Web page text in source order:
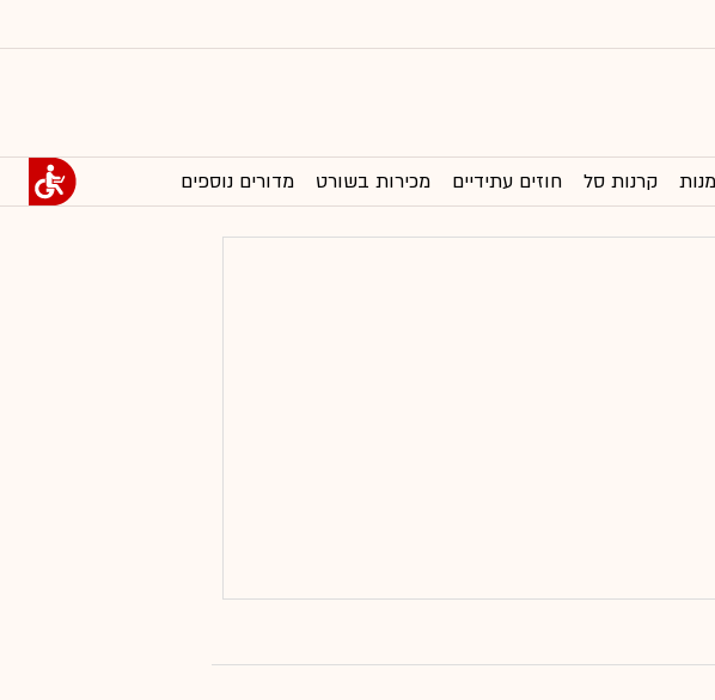
קרנות סל חוזים עתידיים מכירות בשורט מדורים נוספים